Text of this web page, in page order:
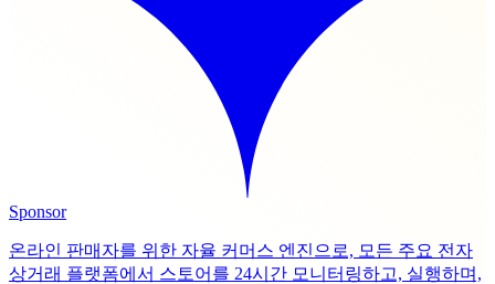
Sponsor
온라인 판매자를 위한 자율 커머스 엔진으로, 모든 주요 전자
상거래 플랫폼에서 스토어를 24시간 모니터링하고, 실행하며,